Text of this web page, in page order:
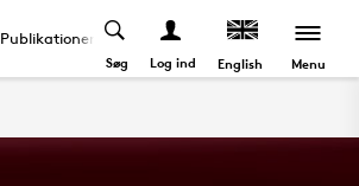
Publikationer
Søg Log ind English Menu